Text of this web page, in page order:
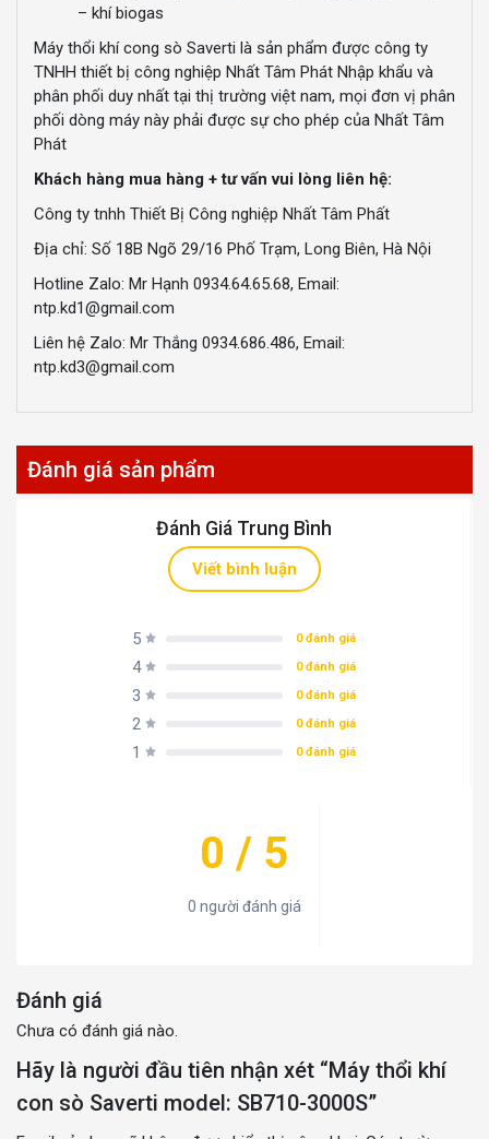
– khí biogas
Máy thổi khí cong sò Saverti là sản phẩm được công ty
TNHH thiết bị công nghiệp Nhất Tâm Phát Nhập khẩu và
phân phối duy nhất tại thị trường việt nam, mọi đơn vị phân
phối dòng máy này phải được sự cho phép của Nhất Tâm
Phát
Khách hàng mua hàng + tư vấn vui lòng liên hệ:
Công ty tnhh Thiết Bị Công nghiệp Nhất Tâm Phất
Địa chỉ: Số 18B Ngõ 29/16 Phố Trạm, Long Biên, Hà Nội
Hotline Zalo: Mr Hạnh 0934.64.65.68, Email:
ntp.kd1@gmail.com
Liên hệ Zalo: Mr Thắng 0934.686.486, Email:
ntp.kd3@gmail.com
Đánh giá sản phẩm
Đánh Giá Trung Bình
Viết bình luận
5 0 đánh giá
4 0 đánh giá
3 0 đánh giá
2 0 đánh giá
1 0 đánh giá
0 / 5
0 người đánh giá
Đánh giá
Chưa có đánh giá nào.
Hãy là người đầu tiên nhận xét “Máy thổi khí
con sò Saverti model: SB710-3000S”